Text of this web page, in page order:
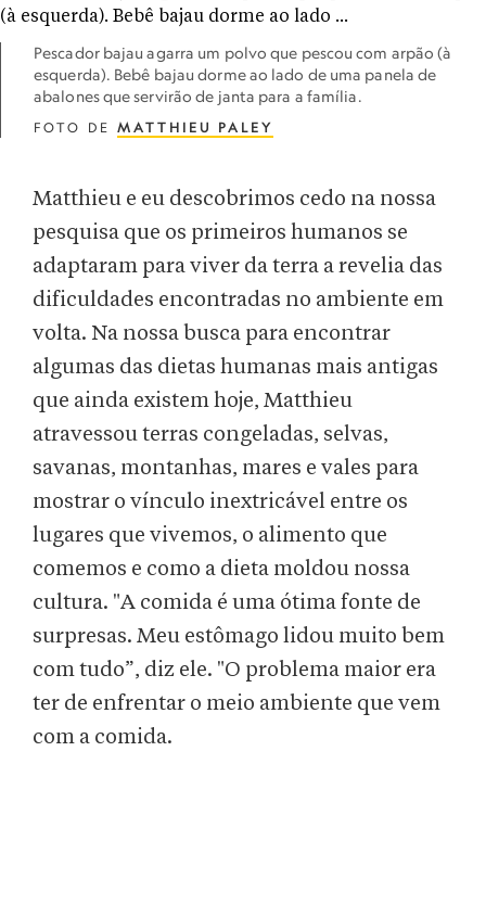
Pescador bajau agarra um polvo que pescou com arpão (à
esquerda). Bebê bajau dorme ao lado de uma panela de
abalones que servirão de janta para a família.
FOTO DE MATTHIEU PALEY
Matthieu e eu descobrimos cedo na nossa
pesquisa que os primeiros humanos se
adaptaram para viver da terra a revelia das
dificuldades encontradas no ambiente em
volta. Na nossa busca para encontrar
algumas das dietas humanas mais antigas
que ainda existem hoje, Matthieu
atravessou terras congeladas, selvas,
savanas, montanhas, mares e vales para
mostrar o vínculo inextricável entre os
lugares que vivemos, o alimento que
comemos e como a dieta moldou nossa
cultura. "A comida é uma ótima fonte de
surpresas. Meu estômago lidou muito bem
com tudo”, diz ele. "O problema maior era
ter de enfrentar o meio ambiente que vem
com a comida.